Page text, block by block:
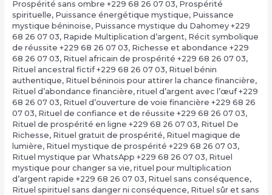
Prospérité sans ombre +229 68 26 07 03, Prospérité
spirituelle, Puissance énergétique mystique, Puissance
mystique béninoise, Puissance mystique du Dahomey +229
68 26 07 03, Rapide Multiplication d’argent, Récit symbolique
de réussite +229 68 26 07 03, Richesse et abondance +229
68 26 07 03, Rituel africain de prospérité +229 68 26 07 03,
Rituel ancestral fictif +229 68 26 07 03, Rituel bénin
authentique, Rituel béninois pour attirer la chance financière,
Rituel d’abondance financière, rituel d’argent avec l’œuf +229
68 26 07 03, Rituel d’ouverture de voie financière +229 68 26
07 03, Rituel de confiance et de réussite +229 68 26 07 03,
Rituel de prospérité en ligne +229 68 26 07 03, Rituel De
Richesse, Rituel gratuit de prospérité, Rituel magique de
lumière, Rituel mystique de prospérité +229 68 26 07 03,
Rituel mystique par WhatsApp +229 68 26 07 03, Rituel
mystique pour changer sa vie, rituel pour multiplication
d’argent rapide +229 68 26 07 03, Rituel sans conséquence,
Rituel spirituel sans danger ni conséquence, Rituel sûr et sans